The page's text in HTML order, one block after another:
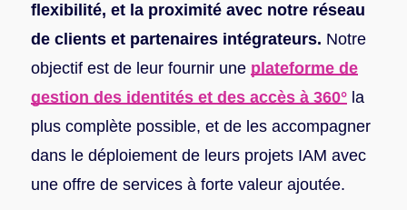
flexibilité, et la proximité avec notre réseau
de clients et partenaires intégrateurs. Notre
objectif est de leur fournir une plateforme de
gestion des identités et des accès à 360°la
plus complète possible, et de les accompagner
dans le déploiement de leurs projets IAM avec
une offre de services à forte valeur ajoutée.